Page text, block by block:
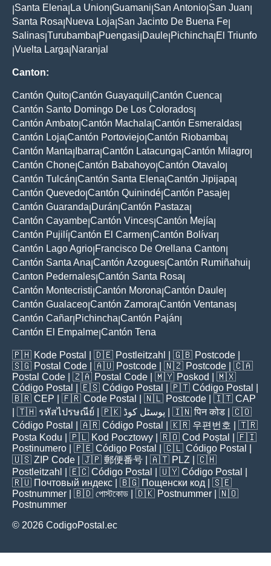
Santa Elena La Union Guamani San Antonio San Juan
Santa Rosa Nueva Loja San Jacinto De Buena Fe
Salinas Turubamba Puengasi Daule Pichincha El Triunfo
Vuelta Larga Naranjal
Canton:
Cantón Quito Cantón Guayaquil Cantón Cuenca
Cantón Santo Domingo De Los Colorados
Cantón Ambato Cantón Machala Cantón Esmeraldas
Cantón Loja Cantón Portoviejo Cantón Riobamba
Cantón Manta
Ibarra Cantón Latacunga Cantón Milagro
Cantón Chone Cantón Babahoyo Cantón Otavalo
Cantón Tulcán Cantón Santa Elena Cantón Jipijapa
Cantón Quevedo Cantón Quinindé Cantón Pasaje
Cantón Guaranda Durán Cantón Pastaza
Cantón Cayambe Cantón Vinces Cantón Mejía
Cantón Pujilí Cantón El Carmen Cantón Bolívar
Cantón Lago Agrio Francisco De Orellana Canton
Cantón Santa Ana Cantón Azogues Cantón Rumiñahui
Canton Pedernales Cantón Santa Rosa
Cantón Montecristi Cantón Morona Cantón Daule
Cantón Gualaceo Cantón Zamora Cantón Ventanas
Cantón Cañar Pichincha Cantón Paján
Cantón El Empalme Cantón Tena
🇵🇭 Kode Postal | 🇩🇪 Postleitzahl | 🇬🇧 Postcode
🇸🇬 Postal Code | 🇦🇺 Postcode | 🇳🇿 Postcode | 🇨🇦
Postal Code | 🇿🇦 Postal Code | 🇲🇾 Poskod
| 🇲🇽
Código Postal
| 🇪🇸 Código Postal | 🇵🇹 Código Postal
🇧🇷 CEP | 🇫🇷 Code Postal | 🇳🇱 Postcode | 🇮🇹 CAP
| 🇹🇭 รหัสไปรษณีย์ | 🇵🇰 پوسٹل کوڈ | 🇮🇳पिन कोड | 🇨🇴
Código Postal
| 🇦🇷 Código Postal | 🇰🇷 우편번호
| 🇹🇷
Posta Kodu | 🇵🇱 Kod Pocztowy | 🇷🇴 Cod Poștal
| 🇫🇮
Postinumero | 🇵🇪 Código Postal | 🇨🇱 Código Postal
🇺🇸 ZIP Code | 🇯🇵 郵便番号 | 🇦🇹 PLZ | 🇨🇭
Postleitzahl
| 🇪🇨 Código Postal | 🇺🇾 Código Postal
🇷🇺 Почтовый индекс | 🇧🇬 Пощенски код | 🇸🇪
Postnummer | 🇧🇩 পোস্টকোড | 🇩🇰 Postnummer | 🇳🇴
Postnummer
© 2026 CodigoPostal.ec